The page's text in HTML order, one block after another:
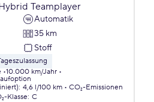
Teamplayer
Automatik
35 km
Stoff
10.000 km/Jahr
: 4,6 l/100 km
CO₂-Emissionen
Klasse: C